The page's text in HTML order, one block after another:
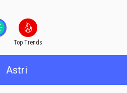
Top Trends
Astri